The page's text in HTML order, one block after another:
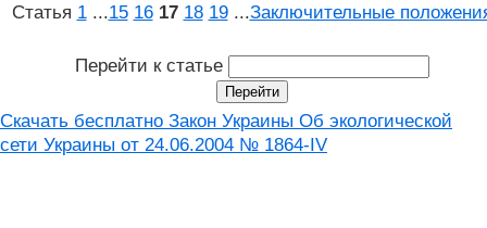
Статья 1 ...15 16 17 18 19 ...Заключительные
Перейти к статье
Скачать бесплатно Закон Украины Об экологической
сети Украины от 24.06.2004 № 1864-IV